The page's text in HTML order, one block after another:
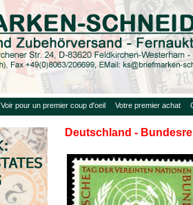
Voir pour un premier coup d'oeil Votre premier achat
Deutschland -